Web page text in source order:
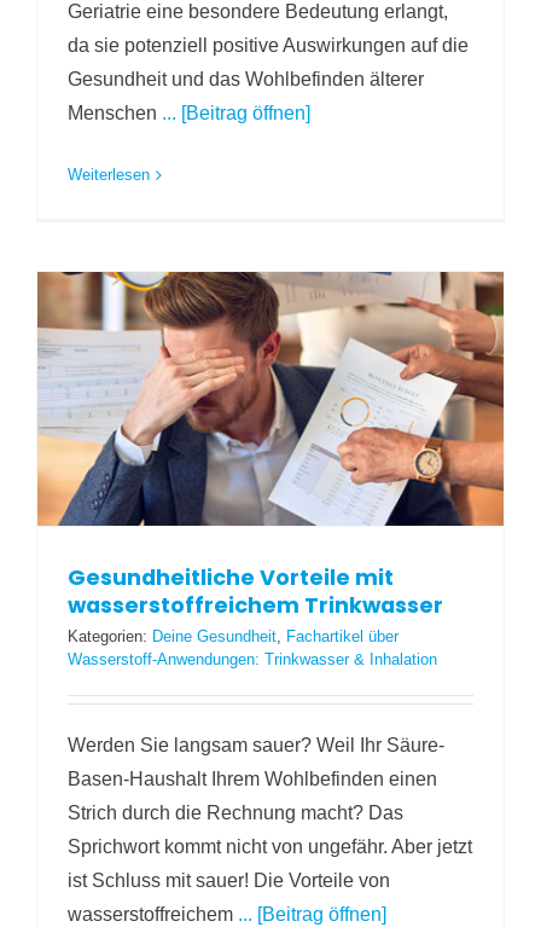
Geriatrie eine besondere Bedeutung erlangt,
da sie potenziell positive Auswirkungen auf die
Gesundheit und das Wohlbefinden älterer
Menschen ... [Beitrag öffnen]
Weiterlesen
Gesundheitliche Vorteile mit
wasserstoffreichem Trinkwasser
Kategorien: Deine Gesundheit, Fachartikel über
Wasserstoff-Anwendungen: Trinkwasser & Inhalation
Werden Sie langsam sauer? Weil Ihr Säure-
Basen-Haushalt Ihrem Wohlbefinden einen
Strich durch die Rechnung macht? Das
Sprichwort kommt nicht von ungefähr. Aber jetzt
ist Schluss mit sauer! Die Vorteile von
wasserstoffreichem ... [Beitrag öffnen]